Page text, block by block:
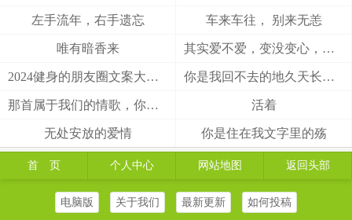
左手流年，右手遗忘 车来车往， 别来无恙
唯有暗香来 其实爱不爱，变没变心，身体最诚实
2024健身的朋友圈文案大全(精选49句) 你是我回不去的地久天长，我是你触不到的地老天荒
那首属于我们的情歌，你把结局唱给了谁 活着
无处安放的爱情 你是住在我文字里的殇
首 页 个人中心 网站地图 返回头部
电脑版 关于我们 最新更新 如何投稿